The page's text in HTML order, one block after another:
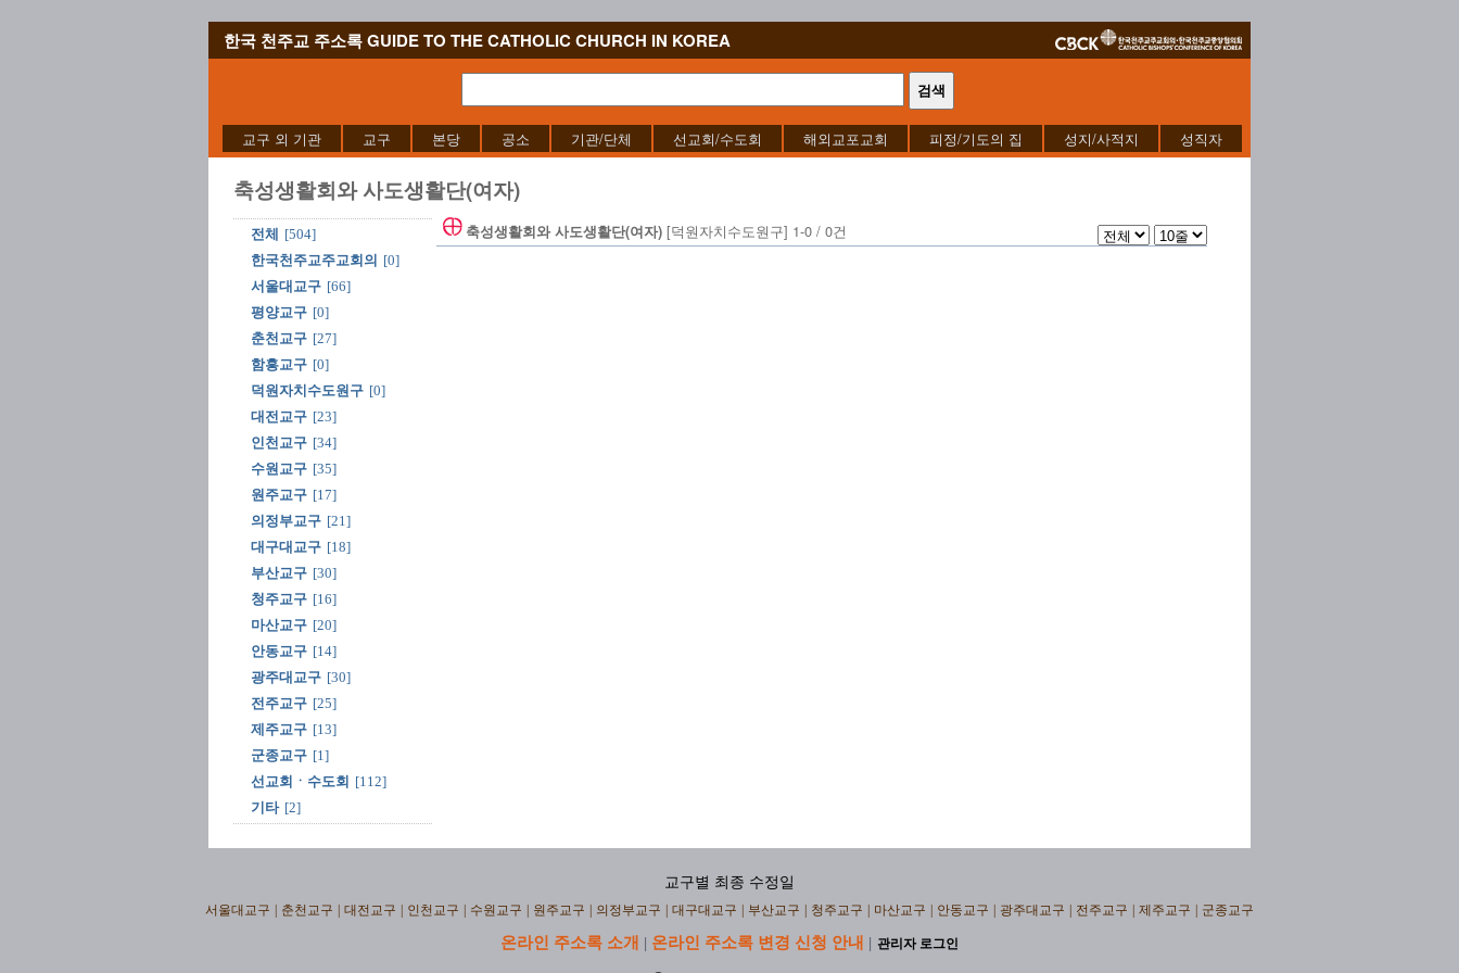
한국 천주교 주소록 GUIDE TO THE CATHOLIC CHURCH IN KOREA
교구 외 기관 교구 본당 공소 기관/단체 선교회/수도회 해외교포교회 피정/기도의 집 성지/사적지 성직자
축성생활회와 사도생활단(여자)
전체
[504]
한국천주교주교회의 [0]
서울대교구 [66]
평양교구 [0]
춘천교구 [27]
함흥교구 [0]
덕원자치수도원구 [0]
대전교구 [23]
인천교구 [34]
수원교구 [35]
원주교구 [17]
의정부교구 [21]
대구대교구 [18]
부산교구 [30]
청주교구 [16]
마산교구 [20]
안동교구 [14]
광주대교구 [30]
전주교구 [25]
제주교구 [13]
군종교구 [1]
선교회ㆍ수도회 [112]
기타 [2]
축성생활회와 사도생활단(여자) [덕원자치수도원구] 1-0 / 0건
교구별 최종 수정일
서울대교구 춘천교구 대전교구 인천교구 수원교구 원주교구 의정부교구 대구대교구 부산교구 청주교구 마산교구 안동교구 광주대교구 전주교구 제주교구 군종교구
온라인 주소록 소개 | 온라인 주소록 변경 신청 안내 | 관리자 로그인